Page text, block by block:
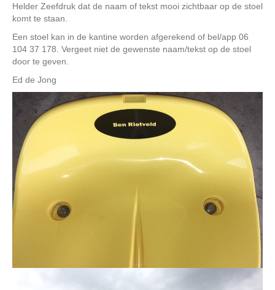
Helder Zeefdruk dat de naam of tekst mooi zichtbaar op de stoel
komt te staan.
Een stoel kan in de kantine worden afgerekend of bel/app 06
104 37 178. Vergeet niet de gewenste naam/tekst op de stoel
door te geven.
Ed de Jong